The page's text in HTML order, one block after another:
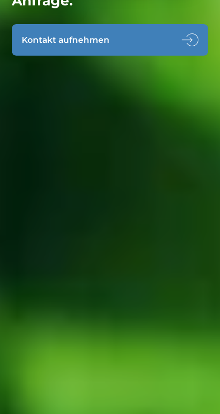
Kontakt aufnehmen